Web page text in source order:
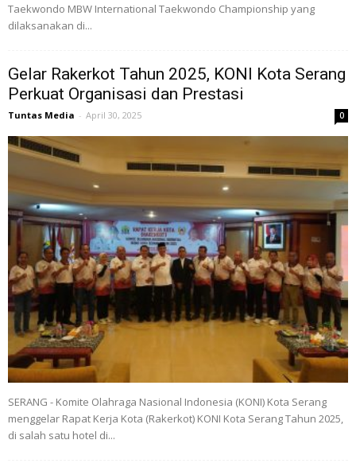
Taekwondo MBW International Taekwondo Championship yang
dilaksanakan di...
Gelar Rakerkot Tahun 2025, KONI Kota Serang
Perkuat Organisasi dan Prestasi
Tuntas Media - April 30, 2025 0
SERANG - Komite Olahraga Nasional Indonesia (KONI) Kota Serang
menggelar Rapat Kerja Kota (Rakerkot) KONI Kota Serang Tahun 2025,
di salah satu hotel di...